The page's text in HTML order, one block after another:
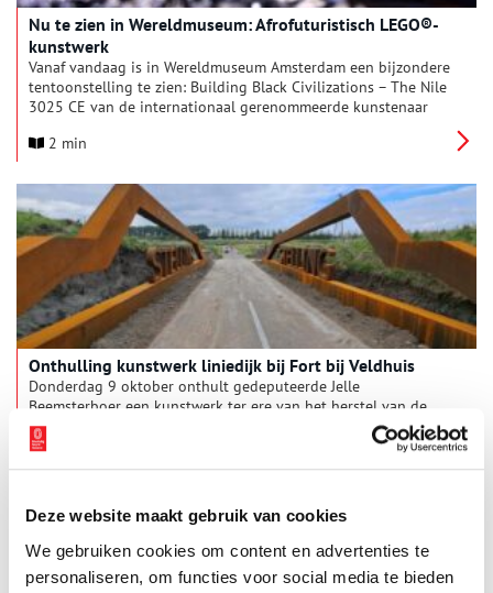
Deze website maakt gebruik van cookies
We gebruiken cookies om content en advertenties te
personaliseren, om functies voor social media te bieden
Nu te zien in Wereldmuseum: Afrofuturistisch LEGO®-
kunstwerk
Vanaf vandaag is in Wereldmuseum Amsterdam een bijzondere
tentoonstelling te zien: Building Black Civilizations – The Nile
3025 CE van de internationaal gerenommeerde kunstenaar
opgebouwd uit één miljoen zwarte LEGO®-stenen, is het
bezoekers uit tot reflectie, verbeelding en ook: zélf
meebouwen.
2 min
Onthulling kunstwerk liniedijk bij Fort bij Veldhuis
Donderdag 9 oktober onthult gedeputeerde Jelle
Beemsterboer een kunstwerk ter ere van het herstel van de
liniedijk bij Fort bij Veldhuis in Heemskerk. De liniedijken zijn
historische verdedigingswerken en een belangrijk onderdeel
van UNESCO Werelderfgoed Hollandse Waterlinies. Omdat de
zichtbaar en herkenbaar zijn, voert Landschap Noord-Holland
in opdracht van provincie Noord-Holland een
herstelprogramma uit.